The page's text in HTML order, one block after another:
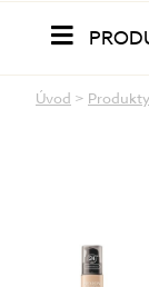
LÍČENÍ
Úvod > Produkty